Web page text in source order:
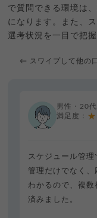
で質問できる環境は
になります。また、
選考状況を一目で把
← スワイプして他の
男性・20代
満足度：
スケジュール管
管理だけでなく
わかるので、複数
済みました。